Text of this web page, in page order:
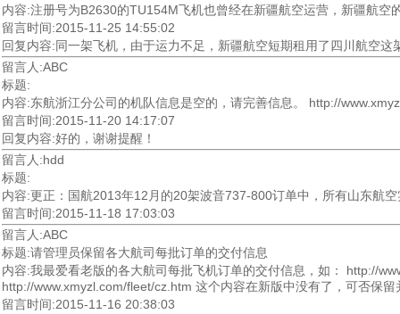
内容:注册号为B2630的TU154M飞机也曾经在新疆航空运营，新疆航空
留言时间:2015-11-25 14:55:02
回复内容:同一架飞机，由于运力不足，新疆航空短期租用了四川航空
留言人:ABC
标题:
内容:东航浙江分公司的机队信息是空的，请完善信息。 http://
留言时间:2015-11-20 14:17:07
回复内容:好的，谢谢提醒！
留言人:hdd
标题:
内容:更正：国航2013年12月的20架波音737-800订单中，所有山东航
留言时间:2015-11-18 17:03:03
留言人:ABC
标题:请管理员保留各大航司每批订单的交付信息
内容:我最爱看老版的各大航司每批飞机订单的交付信息，如： http://
http://www.xmyzl.com/fleet/cz.htm 这个内容在新版中没有了，可否保
留言时间:2015-11-16 20:38:03